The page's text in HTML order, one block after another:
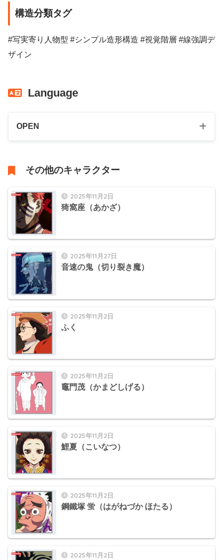
構造分類タグ
#写実寄り人物型 #シンプル造形構造 #視覚階層 #線強調デ
ザイン
Language
OPEN
その他のキャラクター
2025年11月2日
猗窩座（あかざ）
2025年11月27日
音速の鬼（切り裂き魔）
2025年11月2日
ふく
2025年11月2日
竈門茂（かまどしげる）
2025年11月2日
鯉夏（こいなつ）
2025年11月2日
鋼鐵塚 蛍（はがねづか ほたる）
2025年11月2日